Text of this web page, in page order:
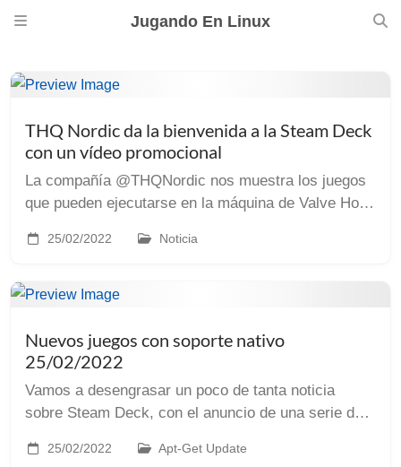
Jugando En Linux
THQ Nordic da la bienvenida a la Steam Deck
con un vídeo promocional
La compañía @THQNordic nos muestra los juegos
que pueden ejecutarse en la máquina de Valve Hoy
que THQ Nordic se ha descolgado con un vídeo en
25/02/2022 Noticia
Nuevos juegos con soporte nativo
25/02/2022
Vamos a desengrasar un poco de tanta noticia
sobre Steam Deck, con el anuncio de una serie de
más relevantes con soporte nativo lanzados en un
25/02/2022 Apt-Get Update